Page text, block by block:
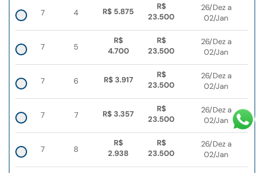
7 4 R$ 5.875
R$
23.500
26/Dez a
02/Jan
7 5
R$
4.700
R$
23.500
26/Dez a
02/Jan
7 6 R$ 3.917
R$
23.500
26/Dez a
02/Jan
7 7 R$ 3.357
R$
23.500
26/Dez a
02/Jan
7 8
R$
2.938
R$
23.500
26/Dez a
02/Jan